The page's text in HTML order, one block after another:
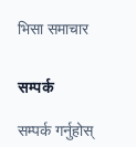
भिसा समाचार
सम्पर्क
सम्पर्क गर्नुहोस्